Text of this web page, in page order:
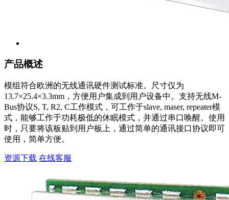
产品概述
模组符合欧洲的无线通讯硬件测试标准。尺寸仅为
13.7×25.4×3.3mm，方便用户集成到用户设备中。支持无线M-
Bus协议S, T, R2, C工作模式，可工作于slave, maser, repeater模
式，能够工作于功耗极低的休眠模式，并通过串口唤醒。使用
时，只要将该板贴到用户板上，通过简单的通讯接口协议即可
使用，简单方便。
资源下载 在线客服